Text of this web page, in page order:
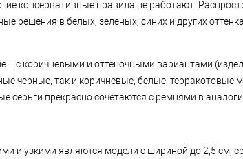
консервативные правила не работают.
решения в белых, зеленых, синих и других
с коричневыми и оттеночными вариантами
черные, так и коричневые, белые, терракотовые
прекрасно сочетаются с ремнями в
и узкими являются модели с шириной до 2,5 см,